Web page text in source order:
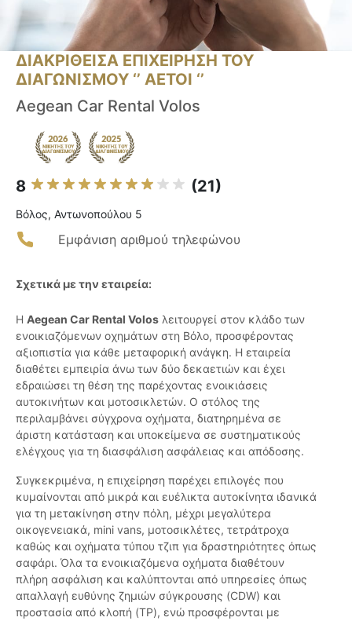
ΔΙΑΚΡΙΘΕΙΣΑ ΕΠΙΧΕΙΡΗΣΗ ΤΟΥ
ΔΙΑΓΩΝΙΣΜΟΥ ‘’ ΑΕΤΟΙ ‘’
Aegean Car Rental Volos
8 (21)
Βόλος, Αντωνοπούλου 5
Εμφάνιση αριθμού τηλεφώνου
Σχετικά με την εταιρεία:
Η Aegean Car Rental Volos λειτουργεί στον κλάδο των
ενοικιαζόμενων οχημάτων στη Βόλο, προσφέροντας
αξιοπιστία για κάθε μεταφορική ανάγκη. Η εταιρεία
διαθέτει εμπειρία άνω των δύο δεκαετιών και έχει
εδραιώσει τη θέση της παρέχοντας ενοικιάσεις
αυτοκινήτων και μοτοσικλετών. Ο στόλος της
περιλαμβάνει σύγχρονα οχήματα, διατηρημένα σε
άριστη κατάσταση και υποκείμενα σε συστηματικούς
ελέγχους για τη διασφάλιση ασφάλειας και απόδοσης.
Συγκεκριμένα, η επιχείρηση παρέχει επιλογές που
κυμαίνονται από μικρά και ευέλικτα αυτοκίνητα ιδανικά
για τη μετακίνηση στην πόλη, μέχρι μεγαλύτερα
οικογενειακά, mini vans, μοτοσικλέτες, τετράτροχα
καθώς και οχήματα τύπου τζιπ για δραστηριότητες όπως
σαφάρι. Όλα τα ενοικιαζόμενα οχήματα διαθέτουν
πλήρη ασφάλιση και καλύπτονται από υπηρεσίες όπως
απαλλαγή ευθύνης ζημιών σύγκρουσης (CDW) και
προστασία από κλοπή (TP), ενώ προσφέρονται με